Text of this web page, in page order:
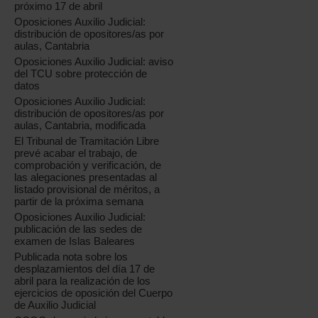
próximo 17 de abril
Oposiciones Auxilio Judicial:
distribución de opositores/as por
aulas, Cantabria
Oposiciones Auxilio Judicial: aviso
del TCU sobre protección de
datos
Oposiciones Auxilio Judicial:
distribución de opositores/as por
aulas, Cantabria, modificada
El Tribunal de Tramitación Libre
prevé acabar el trabajo, de
comprobación y verificación, de
las alegaciones presentadas al
listado provisional de méritos, a
partir de la próxima semana
Oposiciones Auxilio Judicial:
publicación de las sedes de
examen de Islas Baleares
Publicada nota sobre los
desplazamientos del día 17 de
abril para la realización de los
ejercicios de oposición del Cuerpo
de Auxilio Judicial